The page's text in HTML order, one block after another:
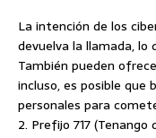
La intención de los
devuelva la llamada, lo
También pueden
incluso, es posible que
personales para
2. Prefijo 717 (Tenango